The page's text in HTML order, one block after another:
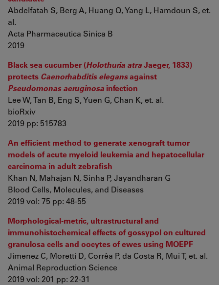
Abdelfatah S, Berg A, Huang Q, Yang L, Hamdoun S, et.
al.
Acta Pharmaceutica Sinica B
2019
Black sea cucumber (Holothuria atraJaeger, 1833)
protects Caenorhabditis elegansagainst
Pseudomonas aeruginosa infection
Lee W, Tan B, Eng S, Yuen G, Chan K, et. al.
bioRxiv
2019 pp: 515783
An efficient method to generate xenograft tumor
models of acute myeloid leukemia and hepatocellular
carcinoma in adult zebrafish
Khan N, Mahajan N, Sinha P, Jayandharan G
Blood Cells, Molecules, and Diseases
2019 vol: 75 pp: 48-55
Morphological-metric, ultrastructural and
immunohistochemical effects of gossypol on cultured
granulosa cells and oocytes of ewes using MOEPF
Jimenez C, Moretti D, Corrêa P, da Costa R, Mui T, et. al.
Animal Reproduction Science
2019 vol: 201 pp: 22-31